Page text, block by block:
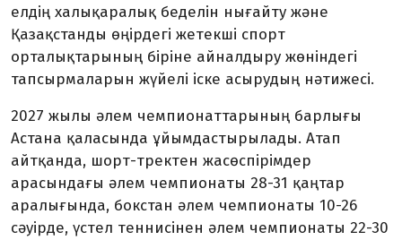
елдің халықаралық беделін нығайту және
Қазақстанды өңірдегі жетекші спорт
орталықтарының біріне айналдыру жөніндегі
тапсырмаларын жүйелі іске асырудың нәтижесі.
2027 жылы әлем чемпионаттарының барлығы
Астана қаласында ұйымдастырылады. Атап
айтқанда, шорт-тректен жасөспірімдер
арасындағы әлем чемпионаты 28-31 қаңтар
аралығында, бокстан әлем чемпионаты 10-26
сәуірде, үстел теннисінен әлем чемпионаты 22-30